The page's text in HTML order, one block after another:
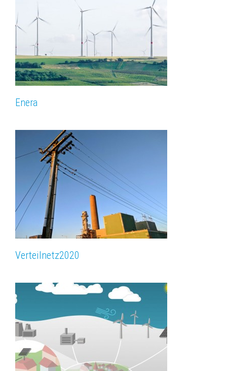
Enera
Verteilnetz­2020